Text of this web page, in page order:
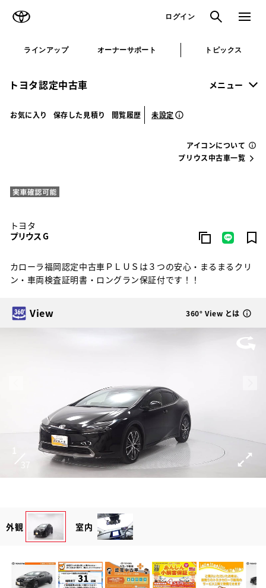
ログイン 検索 メニュ
ラインアップ オーナーサポート トピックス
トヨタ認定中古車 メニュー
お気に入り 保存した見積り 閲覧履歴 未設定
アイコンについて
プリウス中古車一覧
トヨタ
プリウス G
カローラ福岡認定中古車ＰＬＵＳは３つの安心・まるまるクリ
ン・車両検査証明書・ロングラン保証付です！！
View 360° View とは
37
外観 室内